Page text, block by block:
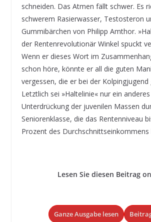
schneiden. Das Atmen fällt schwer. Es
schwerem Rasierwasser, Testosteron
Gummibärchen von Philipp Amthor.
der Rentenrevolutionär Winkel spuckt
Wenn er dieses Wort im
schon höre, könnte er all die guten
vergessen, die er bei der Kolpingjugend
Letztlich sei »Haltelinie« nur ein
Unterdrückung der juvenilen Massen
Seniorenklasse, die das Rentenniveau
Prozent des Durchschnittseinkommens
Lesen Sie diesen Beitrag
Ganze Ausgabe lesen